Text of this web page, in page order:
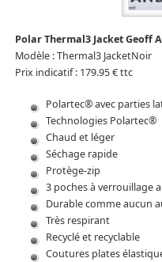
Polar Thermal3 Jacket Geoff
Modèle : Thermal3 JacketNoir
Prix indicatif : 179.95 € ttc
Polartec® avec parties
Technologies Polartec®
Chaud et léger
Séchage rapide
Protège-zip
3 poches à verrouillage
Durable comme aucun
Très respirant
Recyclé et recyclable
Coutures plates